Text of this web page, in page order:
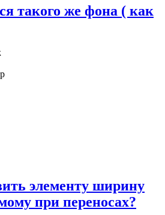
такого же фона ( как
элементу ширину
при переносах?